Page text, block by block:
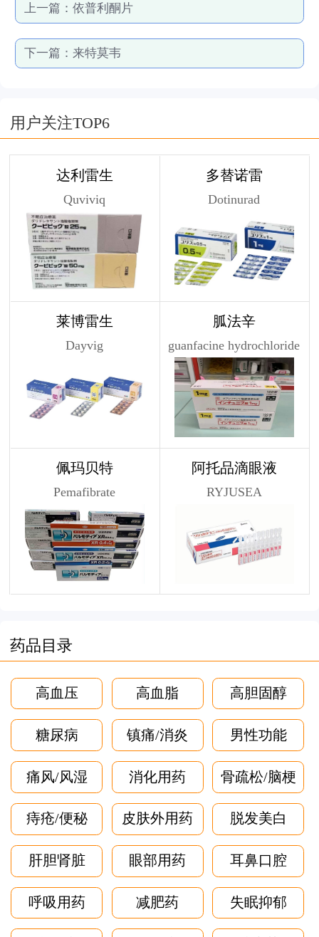
上一篇： 依普利酮片
下一篇： 来特莫韦
用户关注TOP6
达利雷生
Quviviq
多替诺雷
Dotinurad
莱博雷生
Dayvig
胍法辛
guanfacine hydrochloride
佩玛贝特
Pemafibrate
阿托品滴眼液
RYJUSEA
药品目录
高血压 高血脂 高胆固醇
糖尿病 镇痛/消炎 男性功能
痛风/风湿 消化用药 骨疏松/脑梗
痔疮/便秘 皮肤外用药 脱发美白
肝胆肾脏 眼部用药 耳鼻口腔
呼吸用药 减肥药 失眠抑郁